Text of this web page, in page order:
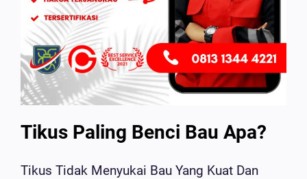
Tikus Paling Benci Bau Apa?
Tikus Tidak Menyukai Bau Yang Kuat Dan